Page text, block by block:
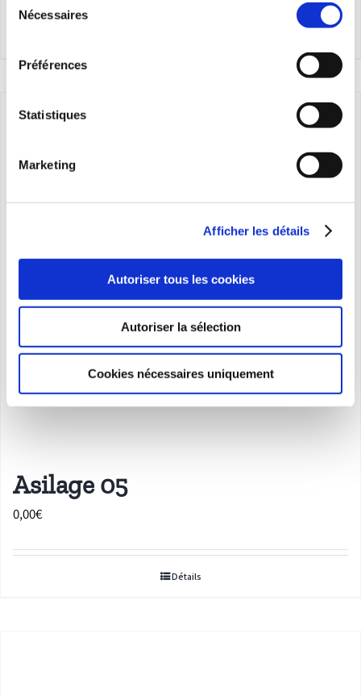
Nécessaires
Préférences
Statistiques
Marketing
Afficher les détails
Autoriser tous les cookies
Autoriser la sélection
Cookies nécessaires uniquement
Asilage 05
0,00€
Détails